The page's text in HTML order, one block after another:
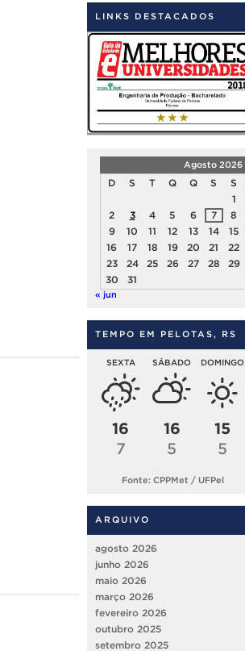
LINKS DESTACADOS
Agosto 2026
D S T Q Q S
S
1
2
3 4 5 6 7
8
9
10 11 12 13 14
15
16
17 18 19 20 21
22
23
24 25 26 27 28
29
30
31
« jun
TEMPO EM PELOTAS, RS
SEXTA
16
7
SÁBADO
16
5
DOMINGO
15
5
Fonte: CPPMet / UFPel
ARQUIVO
agosto 2026
junho 2026
maio 2026
março 2026
fevereiro 2026
outubro 2025
setembro 2025